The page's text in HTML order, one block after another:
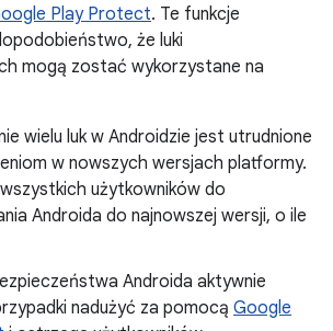
Play Protect. Te funkcje
że luki
mogą zostać wykorzystane na
wielu luk w Androidzie jest utrudnione
w nowszych wersjach platformy.
użytkowników do
Androida do najnowszej wersji, o ile
Androida aktywnie
nadużyć za pomocą Google